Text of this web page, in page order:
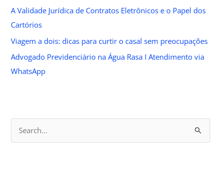
A Validade Jurídica de Contratos Eletrônicos e o Papel dos
Cartórios
Viagem a dois: dicas para curtir o casal sem preocupações
Advogado Previdenciário na Água Rasa I Atendimento via
WhatsApp
e